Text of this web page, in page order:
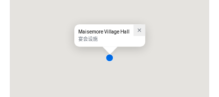
Maisemore Village Hall
宴会设施